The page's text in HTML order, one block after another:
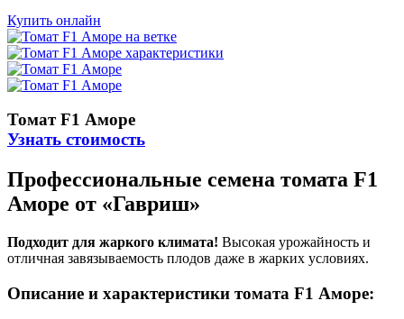
Купить онлайн
Томат F1 Аморе
Узнать стоимость
Профессиональные семена томата F1
Аморе от «Гавриш»
Подходит для жаркого климата! Высокая урожайность и
отличная завязываемость плодов даже в жарких условиях.
Описание и характеристики томата F1 Аморе: